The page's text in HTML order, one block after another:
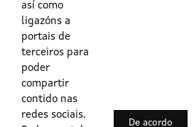
así como
ligazóns a
portais de
terceiros para
poder
compartir
contido nas
redes sociais.
De acordo